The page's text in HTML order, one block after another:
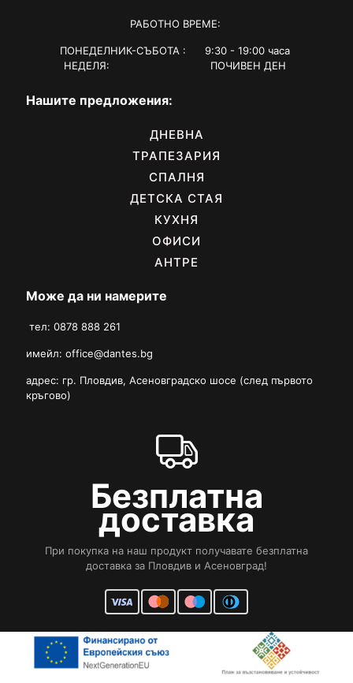
РАБОТНО ВРЕМЕ:
ПОНЕДЕЛНИК-СЪБОТА : 9:30 - 19:00 часа
НЕДЕЛЯ: ПОЧИВЕН ДЕН
Нашите предложения:
ДНЕВНА
ТРАПЕЗАРИЯ
СПАЛНЯ
ДЕТСКА СТАЯ
КУХНЯ
ОФИСИ
АНТРЕ
Може да ни намерите
тел: 0878 888 261
имейл: office@dantes.bg
адрес: гр. Пловдив, Асеновградско шосе (след първото
кръгово)
Безплатна
доставка
При покупка на наш продукт получавате безплатна
доставка за Пловдив и Асеновград!